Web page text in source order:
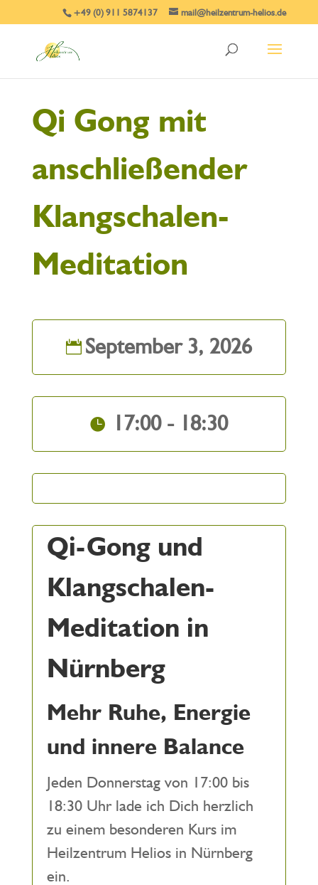
+49 (0) 911 5874137 mail@heilzentrum-helios.de
Qi Gong mit
anschließender
Klangschalen-
Meditation
September 3, 2026
17:00 - 18:30
Qi-Gong und
Klangschalen-
Meditation in
Nürnberg
Mehr Ruhe, Energie
und innere Balance
Jeden Donnerstag von 17:00 bis
18:30 Uhr lade ich Dich herzlich
zu einem besonderen Kurs im
Heilzentrum Helios in Nürnberg
ein.